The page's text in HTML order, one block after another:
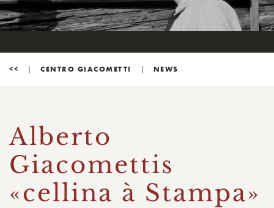
<< CENTRO GIACOMETTI NEWS
Alberto
Giacomettis
«cellina à Stampa»